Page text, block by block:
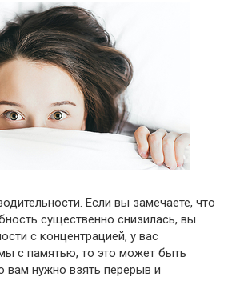
Если вы замечаете, что
существенно снизилась, вы
с концентрацией, у вас
с памятью, то это может быть
вам нужно взять перерыв и